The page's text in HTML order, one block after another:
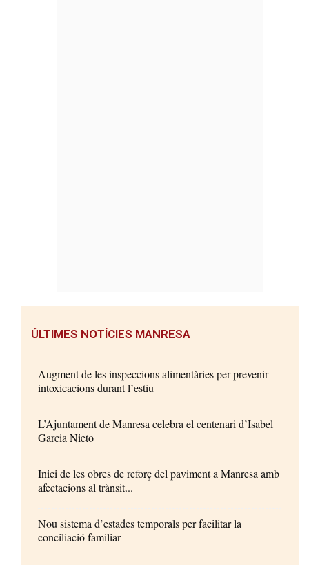
ÚLTIMES NOTÍCIES MANRESA
Augment de les inspeccions alimentàries per prevenir
intoxicacions durant l’estiu
L’Ajuntament de Manresa celebra el centenari d’Isabel
Garcia Nieto
Inici de les obres de reforç del paviment a Manresa amb
afectacions al trànsit...
Nou sistema d’estades temporals per facilitar la
conciliació familiar